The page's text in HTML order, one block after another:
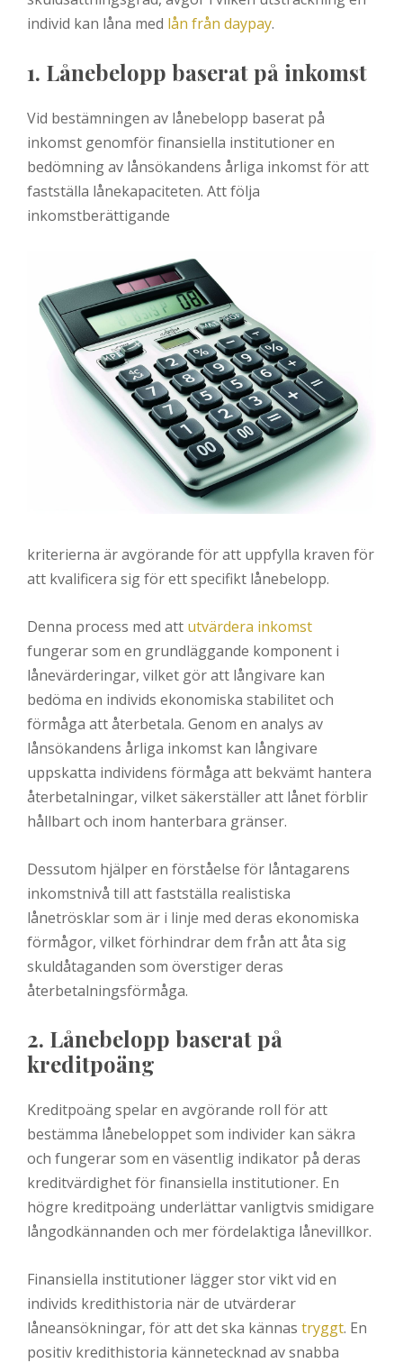
individ kan låna med lån från daypay.
1. Lånebelopp baserat på inkomst
Vid bestämningen av lånebelopp baserat på
inkomst genomför finansiella institutioner en
bedömning av lånsökandens årliga inkomst för att
fastställa lånekapaciteten. Att följa
inkomstberättigande
kriterierna är avgörande för att uppfylla kraven för
att kvalificera sig för ett specifikt lånebelopp.
Denna process med att utvärdera inkomst
fungerar som en grundläggande komponent i
lånevärderingar, vilket gör att långivare kan
bedöma en individs ekonomiska stabilitet och
förmåga att återbetala. Genom en analys av
lånsökandens årliga inkomst kan långivare
uppskatta individens förmåga att bekvämt hantera
återbetalningar, vilket säkerställer att lånet förblir
hållbart och inom hanterbara gränser.
Dessutom hjälper en förståelse för låntagarens
inkomstnivå till att fastställa realistiska
lånetrösklar som är i linje med deras ekonomiska
förmågor, vilket förhindrar dem från att åta sig
skuldåtaganden som överstiger deras
återbetalningsförmåga.
2. Lånebelopp baserat på
kreditpoäng
Kreditpoäng spelar en avgörande roll för att
bestämma lånebeloppet som individer kan säkra
och fungerar som en väsentlig indikator på deras
kreditvärdighet för finansiella institutioner. En
högre kreditpoäng underlättar vanligtvis smidigare
långodkännanden och mer fördelaktiga lånevillkor.
Finansiella institutioner lägger stor vikt vid en
individs kredithistoria när de utvärderar
låneansökningar, för att det ska kännas tryggt. En
positiv kredithistoria kännetecknad av snabba